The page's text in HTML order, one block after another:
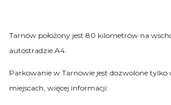
Tarnów położony jest 80 kilometrów na
autostradzie A4.
Parkowanie w Tarnowie jest dozwolone
miejscach, więcej informacji: